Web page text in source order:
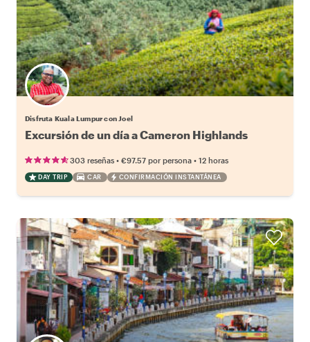
Disfruta Kuala Lumpur con Joel
Excursión de un día a Cameron Highlands
303 reseñas • €97.57 por persona • 12 horas
DAY TRIP CAR CONFIRMACIÓN INSTANTÁNEA